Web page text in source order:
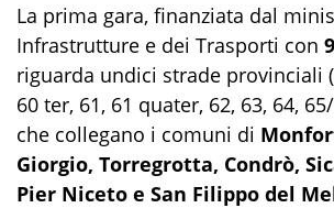
La prima gara, finanziata dal
Infrastrutture e dei Trasporti con
riguarda undici strade provinciali
60 ter, 61, 61 quater, 62, 63, 64,
che collegano i comuni di
Giorgio, Torregrotta, Condrò,
Pier Niceto e San Filippo del